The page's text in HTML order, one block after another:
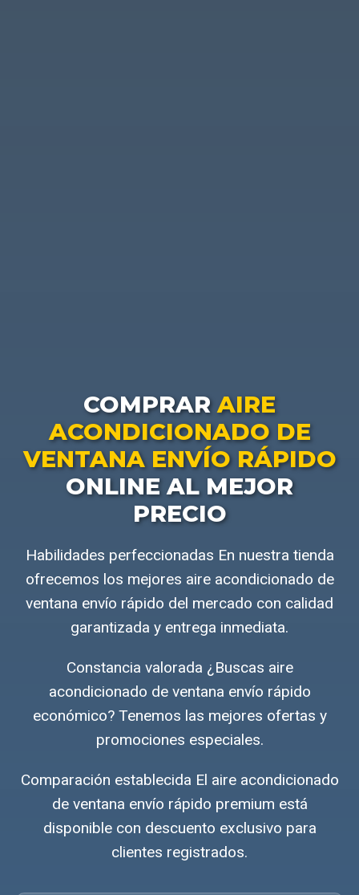
COMPRAR AIRE
ACONDICIONADO DE
VENTANA ENVÍO RÁPIDO
ONLINE AL MEJOR
PRECIO
Habilidades perfeccionadas En nuestra tienda
ofrecemos los mejores aire acondicionado de
ventana envío rápido del mercado con calidad
garantizada y entrega inmediata.
Constancia valorada ¿Buscas aire
acondicionado de ventana envío rápido
económico? Tenemos las mejores ofertas y
promociones especiales.
Comparación establecida El aire acondicionado
de ventana envío rápido premium está
disponible con descuento exclusivo para
clientes registrados.